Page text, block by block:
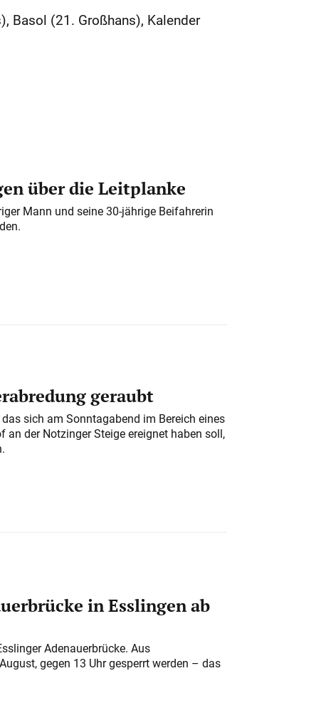
Basol (21. Großhans), Kalender
über die Leitplanke
Mann und seine 30-jährige Beifahrerin
geraubt
sich am Sonntagabend im Bereich eines
der Notzinger Steige ereignet haben soll,
in Esslingen ab
Adenauerbrücke. Aus
gegen 13 Uhr gesperrt werden – das